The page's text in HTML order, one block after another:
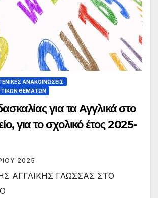
ΑΝΑΚΟΙΝΏΣΕΙΣ
ΘΕΜΆΤΩΝ
για τα Αγγλικά στο
για το σχολικό έτος 2025-
2025
ΑΓΓΛΙΚΗΣ ΓΛΩΣΣΑΣ ΣΤΟ